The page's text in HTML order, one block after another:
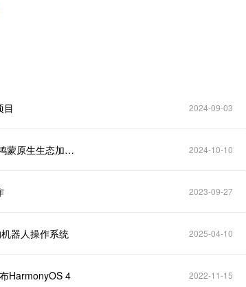
目 2024-09-03
中国软件国际(00354.HK)完成系列项目签约 携手合作伙伴助力鸿蒙原生生态加速发展 2024-10-10
2023-09-27
器人操作系统 2025-04-10
HarmonyOS 4 2022-11-15